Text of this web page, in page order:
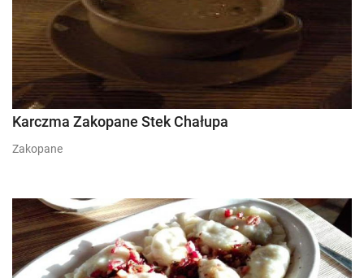
Karczma Zakopane Stek Chałupa
Zakopane